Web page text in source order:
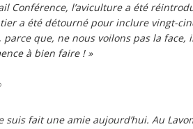
Conférence, l’aviculture a été
a été détourné pour inclure vingt-
parce que, ne nous voilons pas la face,
à bien faire ! »
suis fait une amie aujourd’hui. Au